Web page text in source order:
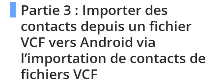
Partie 3 : Importer des
contacts depuis un fichier
VCF vers Android via
l’importation de contacts de
fichiers VCF